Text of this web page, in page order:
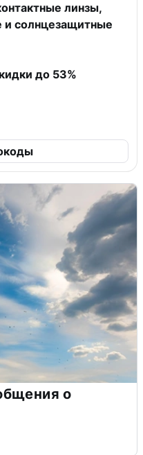
линзы,
и солнцезащитные
до 53%
о